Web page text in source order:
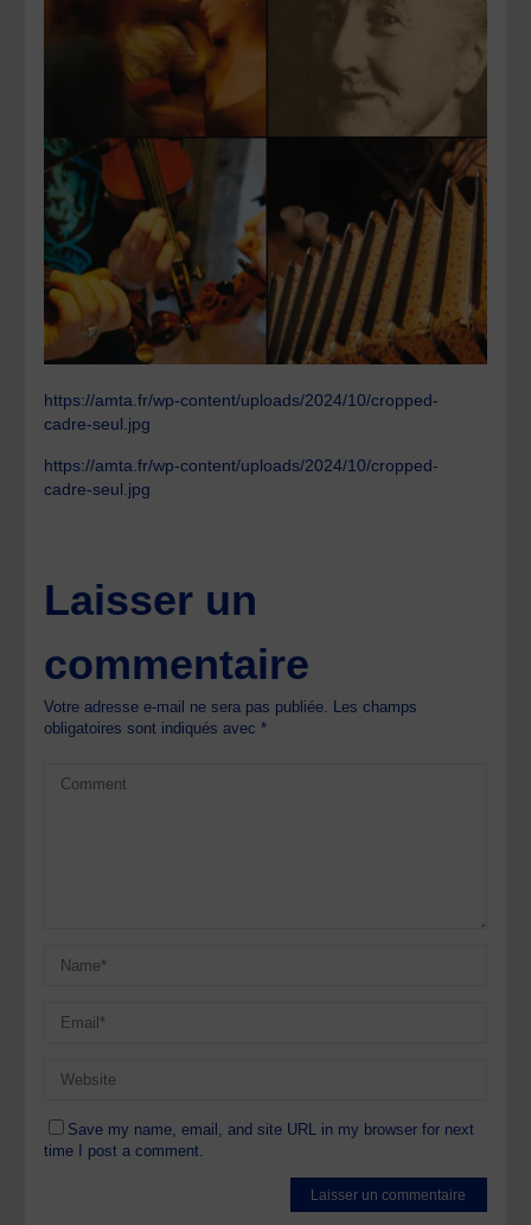
https://amta.fr/wp-content/uploads/2024/10/cropped-
cadre-seul.jpg
https://amta.fr/wp-content/uploads/2024/10/cropped-
cadre-seul.jpg
Laisser un
commentaire
Votre adresse e-mail ne sera pas publiée. Les champs
obligatoires sont indiqués avec*
Save my name, email, and site URL in my browser for next
time I post a comment.